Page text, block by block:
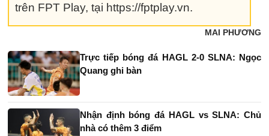
trên FPT Play, tại https://fptplay.vn.
MAI PHƯƠNG
Trực tiếp bóng đá HAGL 2-0 SLNA: Ngọc
Quang ghi bàn
Nhận định bóng đá HAGL vs SLNA: Chủ
nhà có thêm 3 điểm